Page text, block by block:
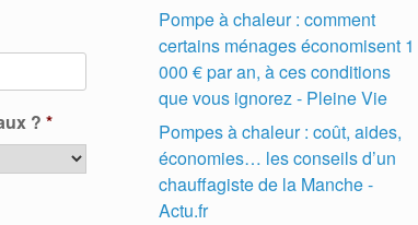
? *
Pompe à chaleur : comment
certains ménages économisent 1
000 € par an, à ces conditions
que vous ignorez - Pleine Vie
Pompes à chaleur : coût, aides,
économies… les conseils d’un
chauffagiste de la Manche -
Actu.fr